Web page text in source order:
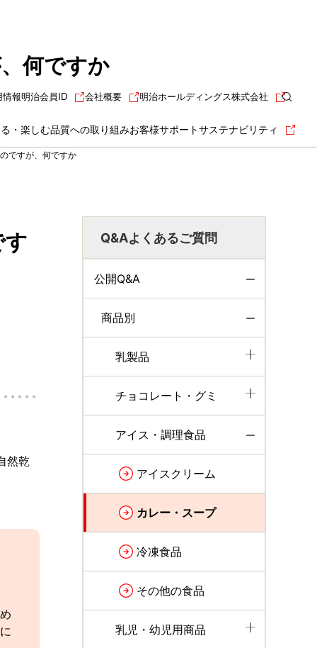
何ですか
・楽しむ品質への取り組みお客様サポートサステナビリティ
情報明治会員ID 会社概要 明治ホールディングス株式会社
ですが、何ですか
Q&Aよくあるご質問
公開Q&A
商品別
乳製品
チョコレート・グミ
アイス・調理食品
アイスクリーム
カレー・スープ
冷凍食品
その他の食品
乳児・幼児用商品
す
然乾